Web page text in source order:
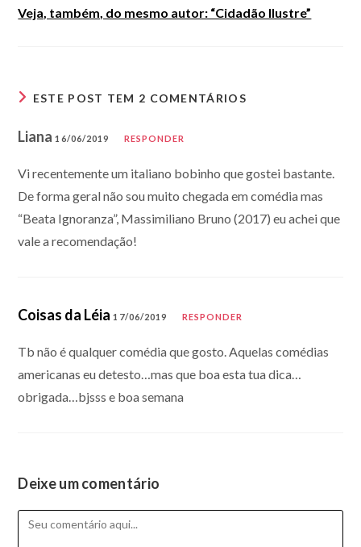
Veja, também, do mesmo autor: “Cidadão Ilustre”
ESTE POST TEM 2 COMENTÁRIOS
Liana16/06/2019 RESPONDER
Vi recentemente um italiano bobinho que gostei bastante.
De forma geral não sou muito chegada em comédia mas
“Beata Ignoranza”, Massimiliano Bruno (2017) eu achei que
vale a recomendação!
Coisas da Léia 17/06/2019 RESPONDER
Tb não é qualquer comédia que gosto. Aquelas comédias
americanas eu detesto…mas que boa esta tua dica…
obrigada…bjsss e boa semana
Deixe um comentário
Comentário